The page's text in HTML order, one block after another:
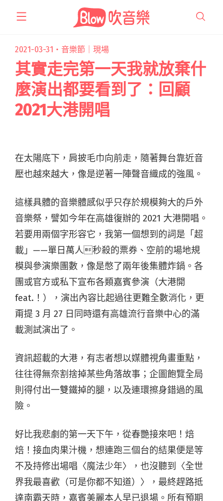
2021-03-31・ 音樂節｜現場
其實走完第一天我就放棄什
麼演出都要看到了：回顧
2021大港開唱
在太陽底下，肩披毛巾向前走，隨著舞台靠近音
壓也越來越大，像是逆著一陣聲音織成的強風。
這樣具體的音樂體感似乎只存於規模夠大的戶外
音樂祭，譬如今年在高雄復辦的 2021 大港開唱。
若要用兩個字形容它，我第一個想到的詞是「超
載」——單日萬人秒殺的票券、空前的場地規
模與參演樂團數，像是憋了兩年後集體炸鍋。各
團或官方或私下宣布各類嘉賓參演（大港開
feat.！），演出內容比起過往更難全數消化，更
甭提 3 月 27 日同時還有高雄流行音樂中心的滿
載測試演出了。
資訊超載的大港，有志者想以媒體視角畫重點，
往往得無奈割捨掉某些角落故事；企圖飽覽全局
則得付出一雙鐵掉的腿，以及連環擦身錯過的風
險。
好比我悲劇的第一天下午，從春艷接來吧！焙
焙！接血肉果汁機，想連跑三個台的結果便是等
不及持修出場唱〈魔法少年〉，也沒聽到〈全世
界我最喜歡（可是你都不知道）〉，最終趕路抵
達南霸天時，嘉賓美麗本人早已退場。所有預期